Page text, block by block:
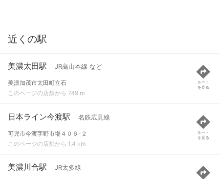
近くの駅
美濃太田駅 JR高山本線 など
美濃加茂市太田町立石
このページの店舗から 749 m
ルート
を見る
日本ライン今渡駅 名鉄広見線
可児市今渡字野市場４０６-２
このページの店舗から 1.4 km
ルート
を見る
美濃川合駅 JR太多線